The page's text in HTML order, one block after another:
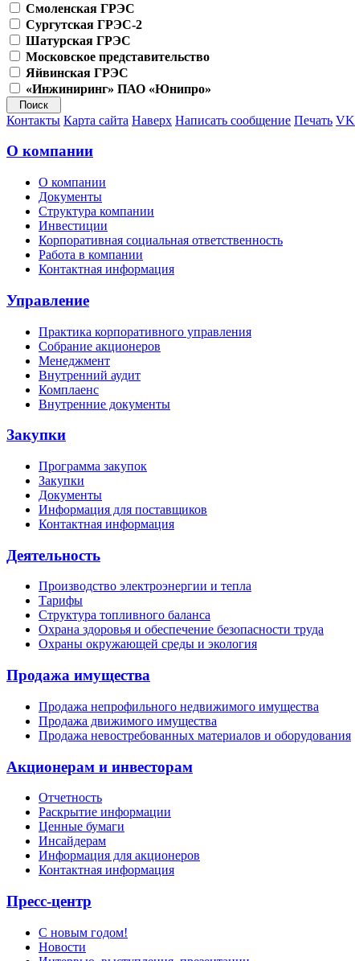
Смоленская ГРЭС
Сургутская ГРЭС-2
Шатурская ГРЭС
Московское представительство
Яйвинская ГРЭС
«Инжиниринг» ПАО «Юнипро»
Контакты Карта сайта Наверх Написать сообщение Печать VK
О компании
О компании
Документы
Структура компании
Инвестиции
Корпоративная социальная ответственность
Работа в компании
Контактная информация
Управление
Практика корпоративного управления
Собрание акционеров
Менеджмент
Внутренний аудит
Комплаенс
Внутренние документы
Закупки
Программа закупок
Закупки
Документы
Информация для поставщиков
Контактная информация
Деятельность
Производство электроэнергии и тепла
Тарифы
Структура топливного баланса
Охрана здоровья и обеспечение безопасности труда
Охраны окружающей среды и экология
Продажа имущества
Продажа непрофильного недвижимого имущества
Продажа движимого имущества
Продажа невостребованных материалов и оборудования
Акционерам и инвесторам
Отчетность
Раскрытие информации
Ценные бумаги
Инсайдерам
Информация для акционеров
Контактная информация
Пресс-центр
С новым годом!
Новости